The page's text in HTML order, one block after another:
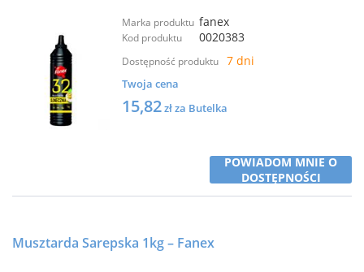
Marka produktu fanex
Kod produktu 0020383
Dostępność produktu 7 dni
Twoja cena
15,82zł za Butelka
POWIADOM MNIE O
DOSTĘPNOŚCI
Musztarda Sarepska 1kg – Fanex